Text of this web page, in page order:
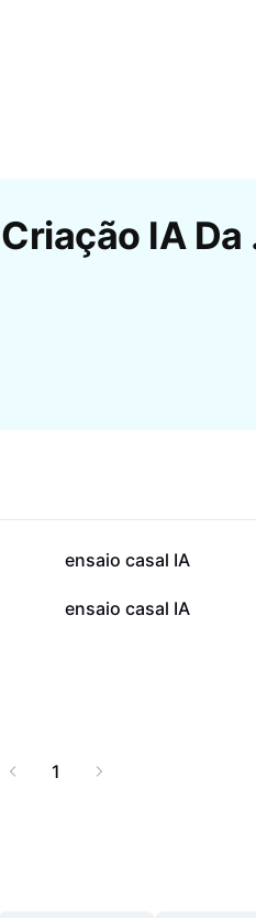
49,9 mil
ensaio casal IA
9,3 mil
ensaio casal IA
1